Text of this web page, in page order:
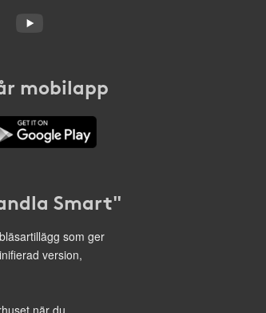
mobilapp
Smart"
som ger
version,